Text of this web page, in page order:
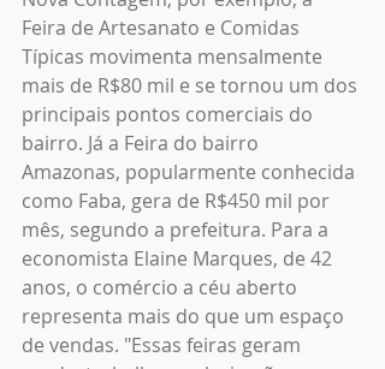
Feira de Artesanato e Comidas
Típicas movimenta mensalmente
mais de R$80 mil e se tornou um dos
principais pontos comerciais do
bairro. Já a Feira do bairro
Amazonas, popularmente conhecida
como Faba, gera de R$450 mil por
mês, segundo a prefeitura. Para a
economista Elaine Marques, de 42
anos, o comércio a céu aberto
representa mais do que um espaço
de vendas. "Essas feiras geram